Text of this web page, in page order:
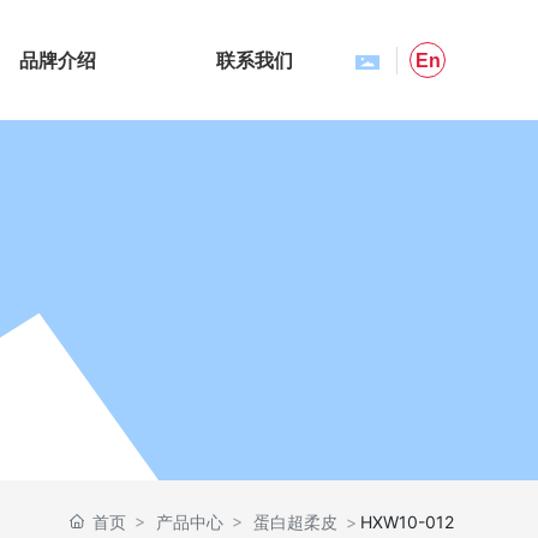
品牌介绍 联系我们 En
首页 产品中心 蛋白超柔皮 HXW10-012